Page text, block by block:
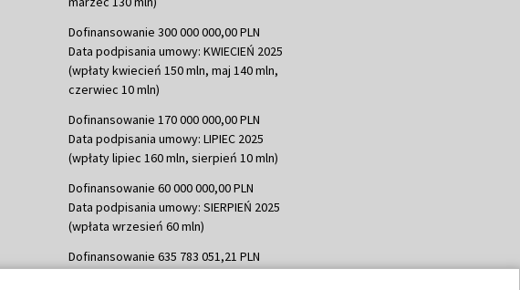
Dofinansowanie 300 000 000,00 PLN
Data podpisania umowy: KWIECIEŃ 2025
(wpłaty kwiecień 150 mln, maj 140 mln,
czerwiec 10 mln)
Dofinansowanie 170 000 000,00 PLN
Data podpisania umowy: LIPIEC 2025
(wpłaty lipiec 160 mln, sierpień 10 mln)
Dofinansowanie 60 000 000,00 PLN
Data podpisania umowy: SIERPIEŃ 2025
(wpłata wrzesień 60 mln)
Dofinansowanie 635 783 051,21 PLN